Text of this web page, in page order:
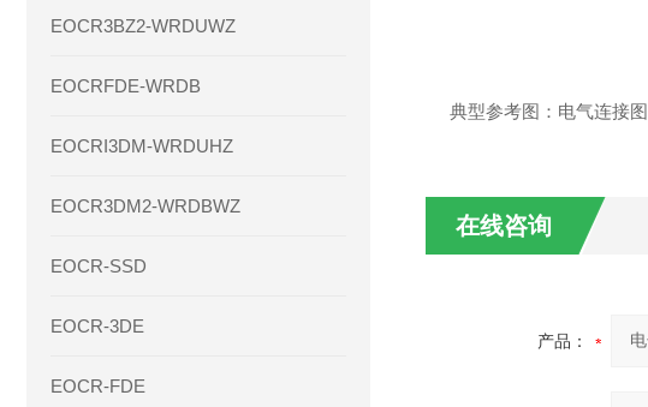
EOCR3BZ2-WRDUWZ
EOCRFDE-WRDB
EOCRI3DM-WRDUHZ
EOCR3DM2-WRDBWZ
EOCR-SSD
EOCR-3DE
EOCR-FDE
典型参考图：电气连接图
在线咨询
产品：